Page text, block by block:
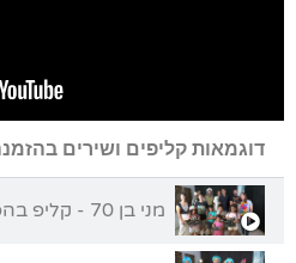
דוגמאות קליפים ושירים
מני בן 70 - קליפ בהפתעה ליום הולדת 70 מכל המשפחה